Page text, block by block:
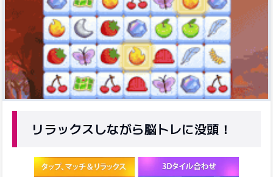
リラックスしながら脳トレに没頭！